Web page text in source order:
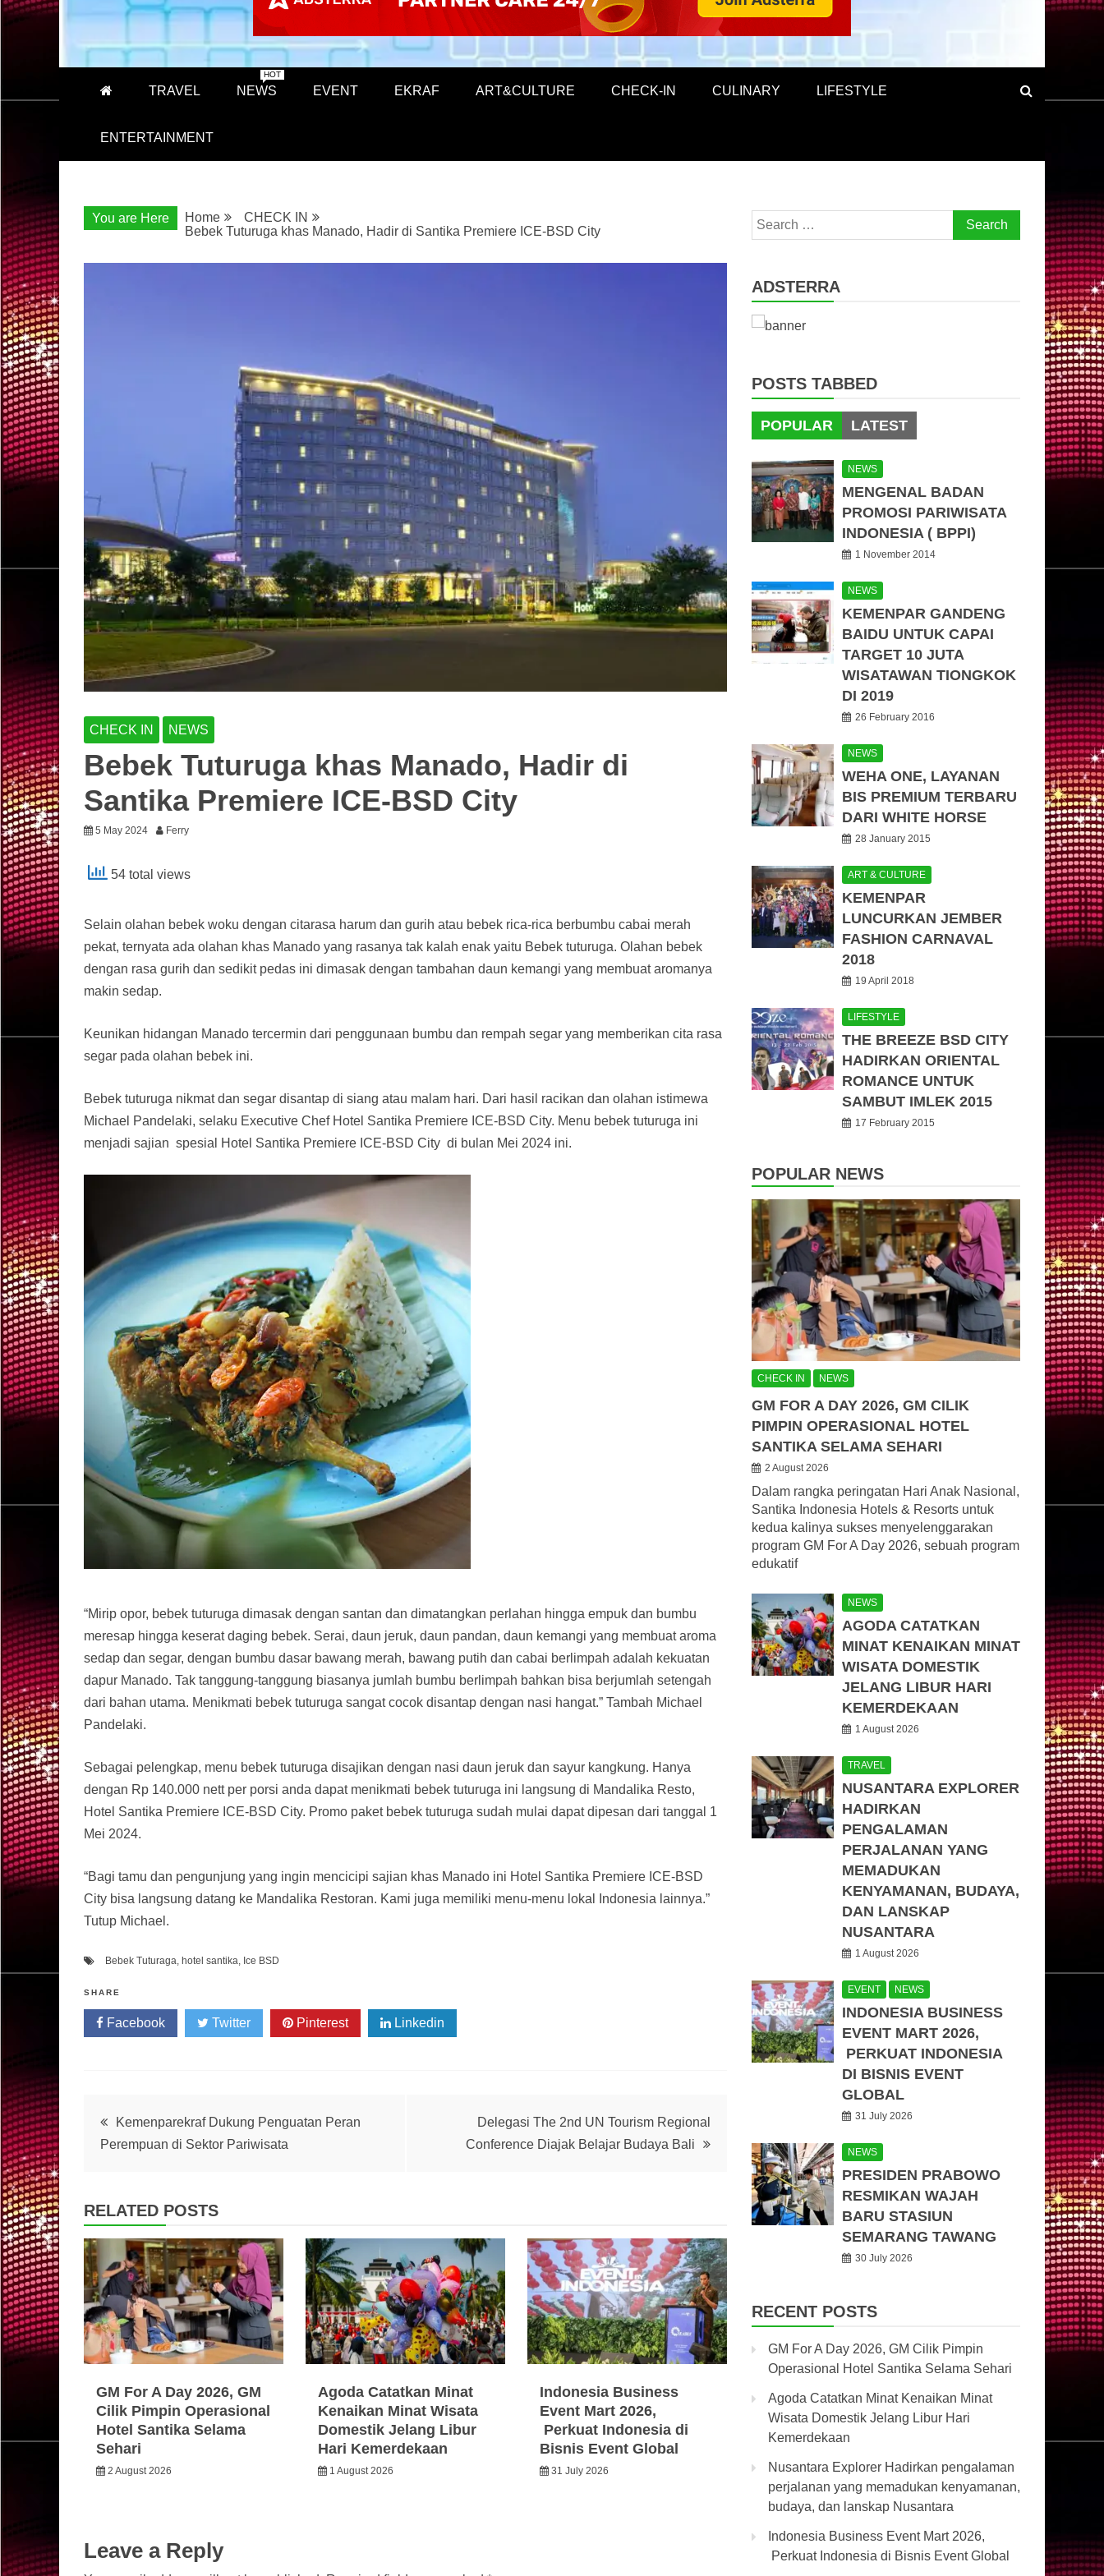
TRAVEL NEWS
HOT
EVENT EKRAF ART&CULTURE CHECK-IN CULINARY LIFESTYLE
ENTERTAINMENT
You are Here Home
CHECK IN
Bebek Tuturuga khas Manado, Hadir di Santika Premiere ICE-BSD City
CHECK IN NEWS
Bebek Tuturuga khas Manado, Hadir di
Santika Premiere ICE-BSD City
5 May 2024 Ferry
54 total views
Selain olahan bebek woku dengan citarasa harum dan gurih atau bebek rica-rica berbumbu cabai merah
pekat, ternyata ada olahan khas Manado yang rasanya tak kalah enak yaitu Bebek tuturuga. Olahan bebek
dengan rasa gurih dan sedikit pedas ini dimasak dengan tambahan daun kemangi yang membuat aromanya
makin sedap.
Keunikan hidangan Manado tercermin dari penggunaan bumbu dan rempah segar yang memberikan cita rasa
segar pada olahan bebek ini.
Bebek tuturuga nikmat dan segar disantap di siang atau malam hari. Dari hasil racikan dan olahan istimewa
Michael Pandelaki, selaku Executive Chef Hotel Santika Premiere ICE-BSD City. Menu bebek tuturuga ini
menjadi sajian spesial Hotel Santika Premiere ICE-BSD City di bulan Mei 2024 ini.
“Mirip opor, bebek tuturuga dimasak dengan santan dan dimatangkan perlahan hingga empuk dan bumbu
meresap hingga keserat daging bebek. Serai, daun jeruk, daun pandan, daun kemangi yang membuat aroma
sedap dan segar, dengan bumbu dasar bawang merah, bawang putih dan cabai berlimpah adalah kekuatan
dapur Manado. Tak tanggung-tanggung biasanya jumlah bumbu berlimpah bahkan bisa berjumlah setengah
dari bahan utama. Menikmati bebek tuturuga sangat cocok disantap dengan nasi hangat.” Tambah Michael
Pandelaki.
Sebagai pelengkap, menu bebek tuturuga disajikan dengan nasi daun jeruk dan sayur kangkung. Hanya
dengan Rp 140.000 nett per porsi anda dapat menikmati bebek tuturuga ini langsung di Mandalika Resto,
Hotel Santika Premiere ICE-BSD City. Promo paket bebek tuturuga sudah mulai dapat dipesan dari tanggal 1
Mei 2024.
“Bagi tamu dan pengunjung yang ingin mencicipi sajian khas Manado ini Hotel Santika Premiere ICE-BSD
City bisa langsung datang ke Mandalika Restoran. Kami juga memiliki menu-menu lokal Indonesia lainnya.”
Tutup Michael.
Bebek Tuturaga, hotel santika, Ice BSD
SHARE
Facebook Twitter Pinterest Linkedin
Post
navigation
Kemenparekraf Dukung Penguatan Peran
Perempuan di Sektor Pariwisata
Delegasi The 2nd UN Tourism Regional
Conference Diajak Belajar Budaya Bali
RELATED POSTS
GM For A Day 2026, GM
Cilik Pimpin Operasional
Hotel Santika Selama
Sehari
2 August 2026
Agoda Catatkan Minat
Kenaikan Minat Wisata
Domestik Jelang Libur
Hari Kemerdekaan
1 August 2026
Indonesia Business
Event Mart 2026,
Perkuat Indonesia di
Bisnis Event Global
31 July 2026
Leave a Reply
Search
for:
ADSTERRA
POSTS TABBED
POPULAR LATEST
NEWS
MENGENAL BADAN
PROMOSI PARIWISATA
INDONESIA ( BPPI)
1 November 2014
NEWS
KEMENPAR GANDENG
BAIDU UNTUK CAPAI
TARGET 10 JUTA
WISATAWAN TIONGKOK
DI 2019
26 February 2016
NEWS
WEHA ONE, LAYANAN
BIS PREMIUM TERBARU
DARI WHITE HORSE
28 January 2015
ART & CULTURE
KEMENPAR
LUNCURKAN JEMBER
FASHION CARNAVAL
2018
19 April 2018
LIFESTYLE
THE BREEZE BSD CITY
HADIRKAN ORIENTAL
ROMANCE UNTUK
SAMBUT IMLEK 2015
17 February 2015
POPULAR NEWS
CHECK IN NEWS
GM FOR A DAY 2026, GM CILIK
PIMPIN OPERASIONAL HOTEL
SANTIKA SELAMA SEHARI
2 August 2026
Dalam rangka peringatan Hari Anak Nasional,
Santika Indonesia Hotels & Resorts untuk
kedua kalinya sukses menyelenggarakan
program GM For A Day 2026, sebuah program
edukatif
NEWS
AGODA CATATKAN
MINAT KENAIKAN MINAT
WISATA DOMESTIK
JELANG LIBUR HARI
KEMERDEKAAN
1 August 2026
TRAVEL
NUSANTARA EXPLORER
HADIRKAN
PENGALAMAN
PERJALANAN YANG
MEMADUKAN
KENYAMANAN, BUDAYA,
DAN LANSKAP
NUSANTARA
1 August 2026
EVENT NEWS
INDONESIA BUSINESS
EVENT MART 2026,
PERKUAT INDONESIA
DI BISNIS EVENT
GLOBAL
31 July 2026
NEWS
PRESIDEN PRABOWO
RESMIKAN WAJAH
BARU STASIUN
SEMARANG TAWANG
30 July 2026
RECENT POSTS
GM For A Day 2026, GM Cilik Pimpin
Operasional Hotel Santika Selama Sehari
Agoda Catatkan Minat Kenaikan Minat
Wisata Domestik Jelang Libur Hari
Kemerdekaan
Nusantara Explorer Hadirkan pengalaman
perjalanan yang memadukan kenyamanan,
budaya, dan lanskap Nusantara
Indonesia Business Event Mart 2026,
Perkuat Indonesia di Bisnis Event Global